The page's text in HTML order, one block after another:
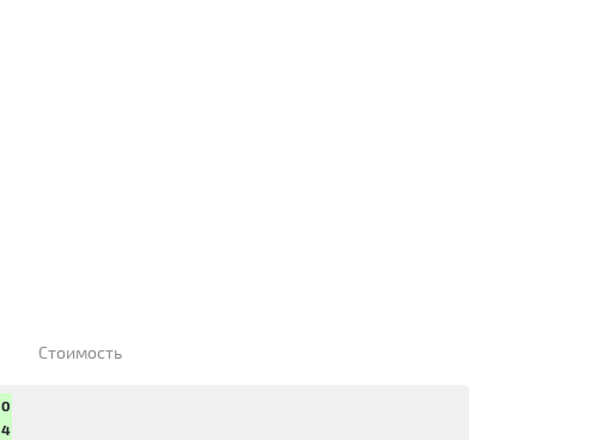
Стоимость
0
4